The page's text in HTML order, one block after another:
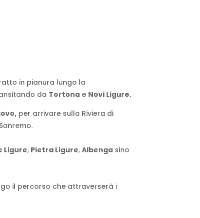
in pianura lungo la
da Tortona e Novi Ligure.
per arrivare sulla Riviera di
Ligure, Pietra Ligure,Albenga sino
il percorso che attraverserà i